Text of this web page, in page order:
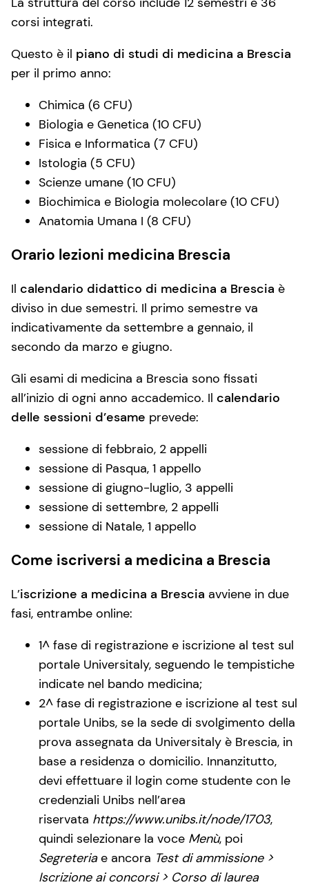
corsi integrati.
Questo è il piano di studi di medicina a Brescia
per il primo anno:
Chimica (6 CFU)
Biologia e Genetica (10 CFU)
Fisica e Informatica (7 CFU)
Istologia (5 CFU)
Scienze umane (10 CFU)
Biochimica e Biologia molecolare (10 CFU)
Anatomia Umana I (8 CFU)
Orario lezioni medicina Brescia
Il calendario didattico di medicina a Brescia è
diviso in due semestri. Il primo semestre va
indicativamente da settembre a gennaio, il
secondo da marzo e giugno.
Gli esami di medicina a Brescia sono fissati
all’inizio di ogni anno accademico. Il calendario
delle sessioni d’esame prevede:
sessione di febbraio, 2 appelli
sessione di Pasqua, 1 appello
sessione di giugno-luglio, 3 appelli
sessione di settembre, 2 appelli
sessione di Natale, 1 appello
Come iscriversi a medicina a Brescia
L’iscrizione a medicina a Brescia avviene in due
fasi, entrambe online:
1^ fase di registrazione e iscrizione al test sul
portale Universitaly, seguendo le tempistiche
indicate nel bando medicina;
2^ fase di registrazione e iscrizione al test sul
portale Unibs, se la sede di svolgimento della
prova assegnata da Universitaly è Brescia, in
base a residenza o domicilio. Innanzitutto,
devi effettuare il login come studente con le
credenziali Unibs nell’area
riservata https://www.unibs.it/node/1703,
quindi selezionare la voce Menù, poi
Segreteriae ancora Test di ammissione >
Iscrizione ai concorsi > Corso di laurea